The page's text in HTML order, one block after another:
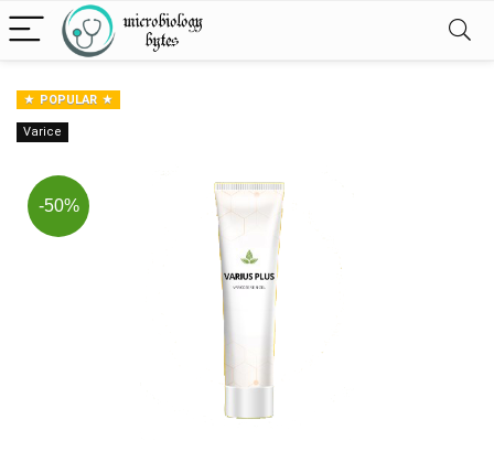
POPULAR
Varice
-50%